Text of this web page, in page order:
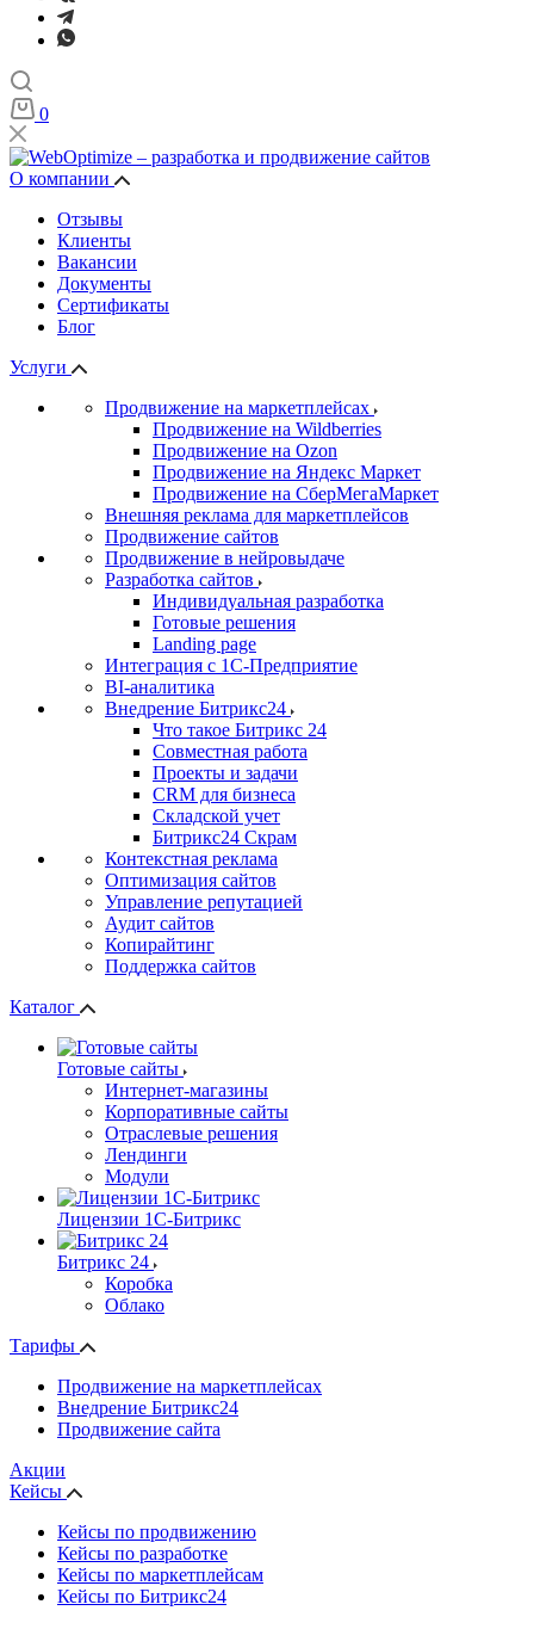
0
О компании
Отзывы
Клиенты
Вакансии
Документы
Сертификаты
Блог
Услуги
Продвижение на маркетплейсах
Продвижение на Wildberries
Продвижение на Ozon
Продвижение на Яндекс Маркет
Продвижение на СберМегаМаркет
Внешняя реклама для маркетплейсов
Продвижение сайтов
Продвижение в нейровыдаче
Разработка сайтов
Индивидуальная разработка
Готовые решения
Landing page
Интеграция с 1С-Предприятие
BI-аналитика
Внедрение Битрикс24
Что такое Битрикс 24
Совместная работа
Проекты и задачи
СRМ для бизнеса
Складской учет
Битрикс24 Скрам
Контекстная реклама
Оптимизация сайтов
Управление репутацией
Аудит сайтов
Копирайтинг
Поддержка сайтов
Каталог
Готовые сайты
Интернет-магазины
Корпоративные сайты
Отраслевые решения
Лендинги
Модули
Лицензии 1С-Битрикс
Битрикс 24
Коробка
Облако
Тарифы
Продвижение на маркетплейсах
Внедрение Битрикс24
Продвижение сайта
Акции
Кейсы
Кейсы по продвижению
Кейсы по разработке
Кейсы по маркетплейсам
Кейсы по Битрикс24